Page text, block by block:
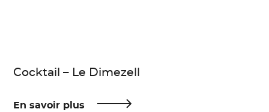
Cocktail – Le Dimezell
En savoir plus